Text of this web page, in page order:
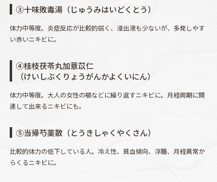
③十味敗毒湯（じゅうみはいどくとう）
体力中等度。炎症反応が比較的弱く、浸出液も少ないが、多発しやす
い赤いニキビに。
④桂枝茯苓丸加薏苡仁
（けいしぶくりょうがんかよくいにん）
体力中等度。大人の女性の顎などに繰り返すニキビに。月経周期に関
連して出来るニキビにも。
⑤当帰芍薬散（とうきしゃくやくさん）
比較的体力の低下している人。冷え性、貧血傾向、浮腫、月経異常か
らくるニキビに。